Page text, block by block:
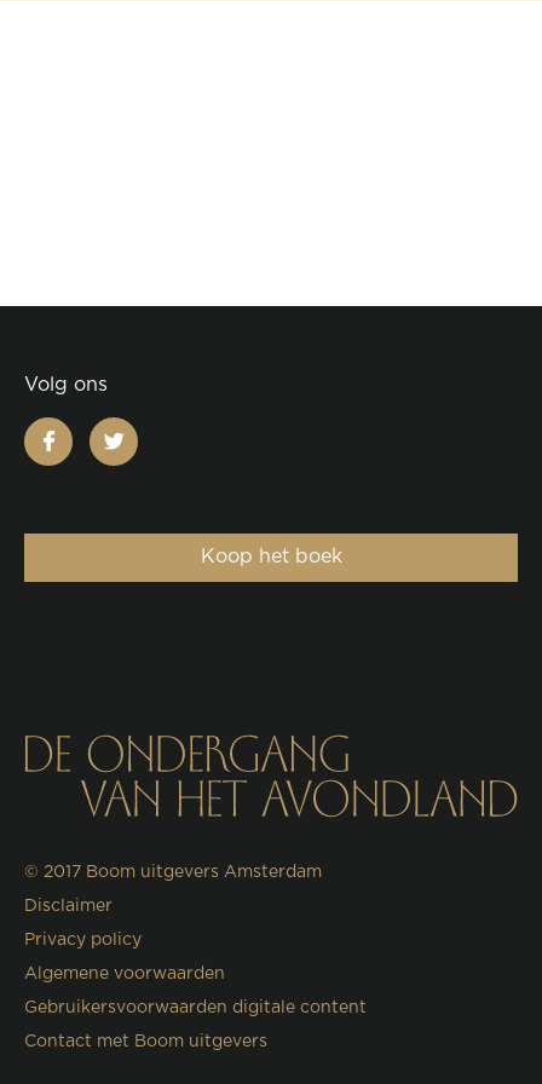
Volg ons
facebooktwitter
Koop het boek
© 2017 Boom uitgevers Amsterdam
Disclaimer
Privacy policy
Algemene voorwaarden
Gebruikersvoorwaarden digitale content
Contact met Boom uitgevers